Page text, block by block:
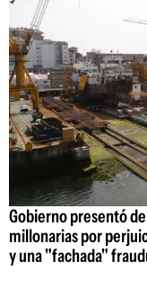
Gobierno presentó
millonarias por
y una "fachada"